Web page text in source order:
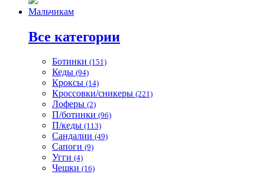
Мальчикам
Все категории
Ботинки (151)
Кеды (94)
Кроксы (14)
Кроссовки/сникеры (221)
Лоферы (2)
П/ботинки (96)
П/кеды (113)
Сандалии (49)
Сапоги (9)
Угги (4)
Чешки (16)